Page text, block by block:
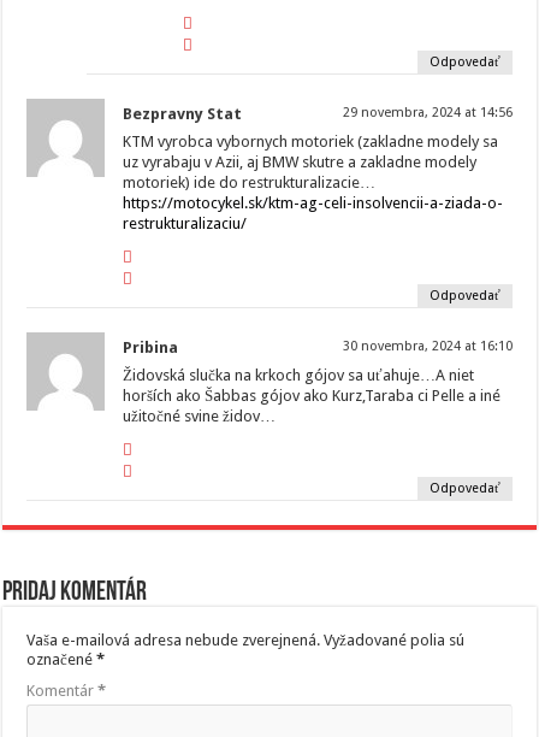
Odpovedať
Bezpravny Stat 29 novembra, 2024 at 14:56
KTM vyrobca vybornych motoriek (zakladne modely sa
uz vyrabaju v Azii, aj BMW skutre a zakladne modely
motoriek) ide do restrukturalizacie…
https://motocykel.sk/ktm-ag-celi-insolvencii-a-ziada-o-
restrukturalizaciu/
Odpovedať
Pribina 30 novembra, 2024 at 16:10
Židovská slučka na krkoch gójov sa uťahuje…A niet
horších ako Šabbas gójov ako Kurz,Taraba ci Pelle a iné
užitočné svine židov…
Odpovedať
Pridaj komentár
Vaša e-mailová adresa nebude zverejnená. Vyžadované polia sú
označené*
Komentár*